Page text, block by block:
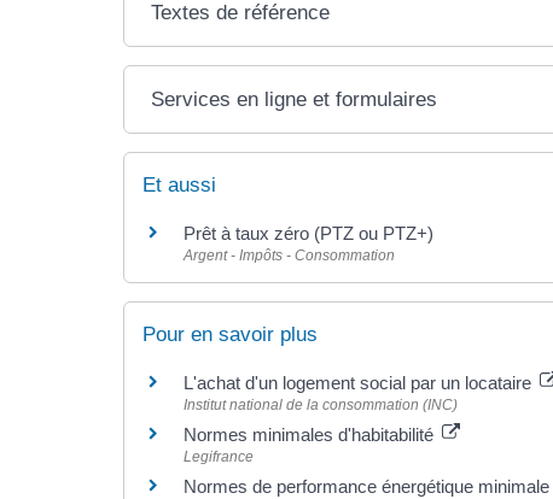
Textes de référence
Services en ligne et formulaires
Et aussi
Prêt à taux zéro (PTZ ou PTZ+)
Argent - Impôts - Consommation
Pour en savoir plus
L'achat d'un logement social par un locataire
Institut national de la consommation (INC)
Normes minimales d'habitabilité
Legifrance
Normes de performance énergétique minimale